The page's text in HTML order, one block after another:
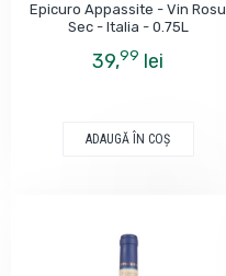
Epicuro Appassite - Vin Rosu
Sec - Italia - 0.75L
39,99 lei
ADAUGĂ ÎN COŞ